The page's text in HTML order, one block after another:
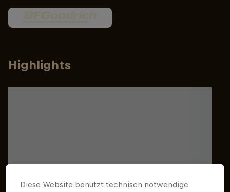
Highlights
Diese Website benutzt technisch notwendige